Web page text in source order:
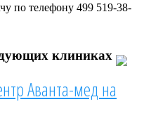
по телефону 499 519-38-
клиниках
Аванта-мед на